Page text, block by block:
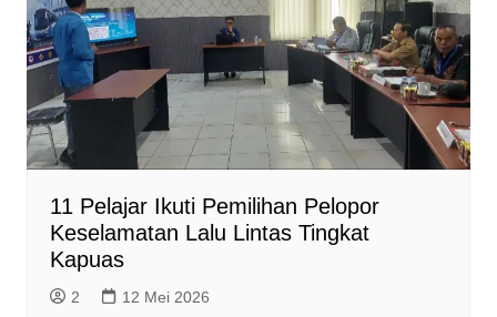
11 Pelajar Ikuti Pemilihan Pelopor
Keselamatan Lalu Lintas Tingkat
Kapuas
2 12 Mei 2026